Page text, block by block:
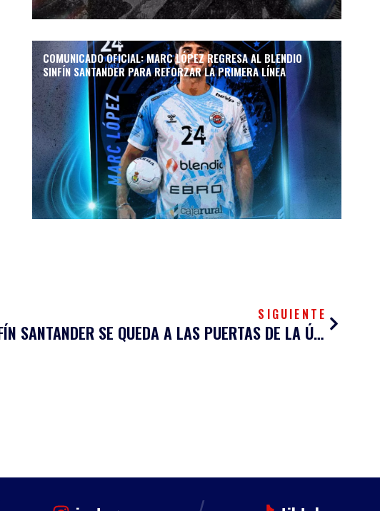
COMUNICADO OFICIAL: MARC LÓPEZ REGRESA AL BLENDIO
SINFÍN SANTANDER PARA REFORZAR LA PRIMERA LÍNEA
SIGUIENTE
EL BLENDIO SINFÍN SANTANDER SE QUEDA A LAS PUERTAS DE LA ÚLTIMA VICTORIA DEL AÑO